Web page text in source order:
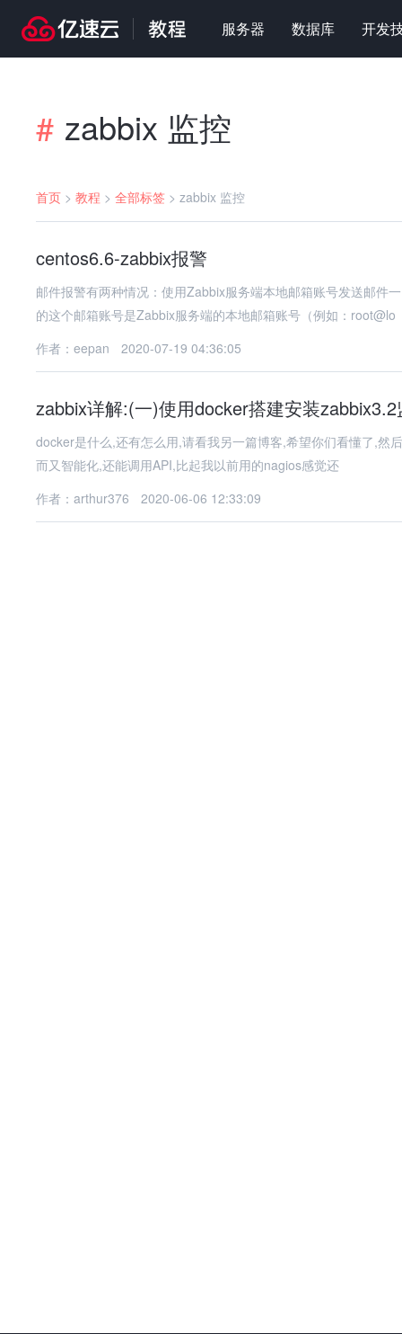
服务器 数据库 开发
# zabbix 监控
首页 > 教程 > 全部标签 > zabbix 监控
centos6.6-zabbix报警
邮件报警有两种情况：使用Zabbix服务端本地邮箱账号发送邮件
的这个邮箱账号是Zabbix服务端的本地邮箱账号（例如：root@lo
作者：eepan
2020-07-19 04:36:05
zabbix详解:(一)使用docker搭建安装
docker是什么,还有怎么用,请看我另一篇博客,希望你们看懂了,然
而又智能化,还能调用API,比起我以前用的nagios感觉还
作者：arthur376
2020-06-06 12:33:09